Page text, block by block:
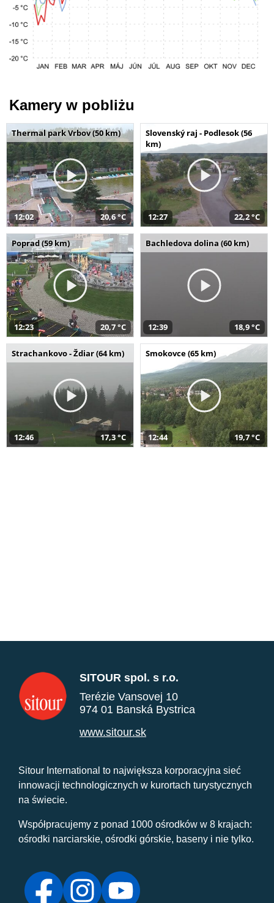
Kamery w pobliżu
Thermal park Vrbov (50 km)
12:02 20,6 °C
Slovenský raj - Podlesok (56
km)
12:27 22,2 °C
Poprad (59 km)
12:23 20,7 °C
Bachledova dolina (60 km)
12:39 18,9 °C
Strachankovo - Ždiar (64 km)
12:46 17,3 °C
Smokovce (65 km)
12:44 19,7 °C
SITOUR spol. s r.o.
Terézie Vansovej 10
974 01 Banská Bystrica
www.sitour.sk
Sitour International to największa korporacyjna sieć
innowacji technologicznych w kurortach turystycznych
na świecie.
Współpracujemy z ponad 1000 ośrodków w 8 krajach:
ośrodki narciarskie, ośrodki górskie, baseny i nie tylko.